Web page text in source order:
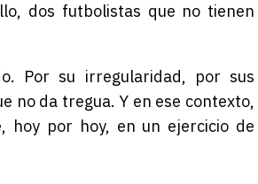
dos futbolistas que no tienen
Por su irregularidad, por sus
no da tregua. Y en ese contexto,
hoy por hoy, en un ejercicio de